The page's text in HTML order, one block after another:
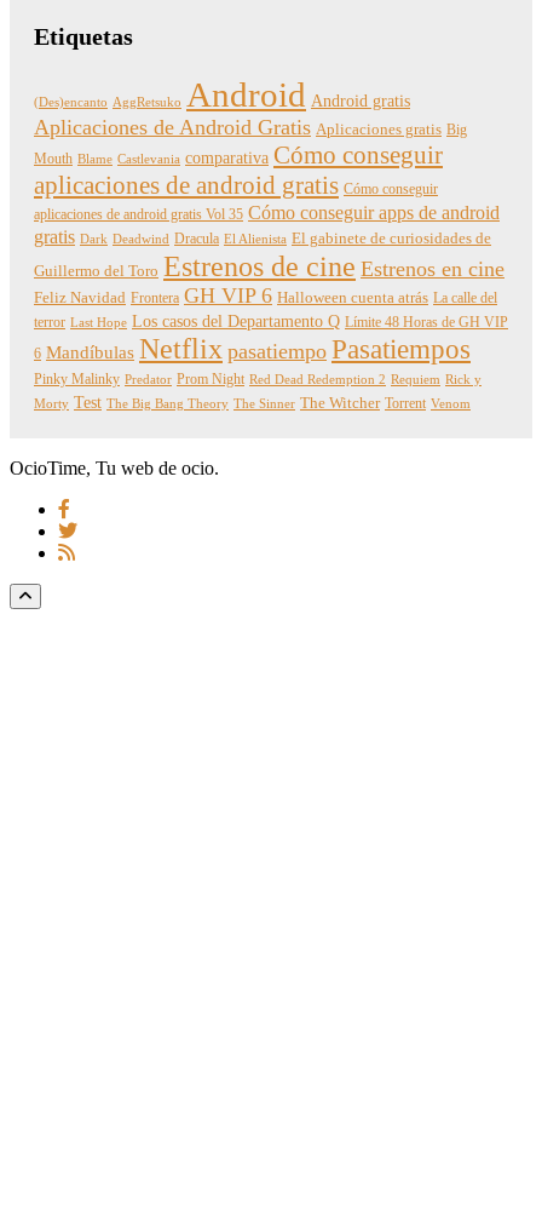
Etiquetas
(Des)encanto AggRetsuko Android Android gratis
Aplicaciones de Android Gratis Aplicaciones gratis Big
Mouth Blame Castlevania comparativa Cómo conseguir
aplicaciones de android gratis Cómo conseguir
aplicaciones de android gratis Vol 35 Cómo conseguir apps de android
gratis Dark Deadwind Dracula El Alienista El gabinete de curiosidades de
Guillermo del Toro Estrenos de cine Estrenos en cine
Feliz Navidad Frontera GH VIP 6 Halloween cuenta atrás La calle del
terror Last Hope Los casos del Departamento Q Límite 48 Horas de GH VIP
6 Mandíbulas Netflix pasatiempo Pasatiempos
Pinky Malinky Predator Prom Night Red Dead Redemption 2 Requiem Rick y
Morty Test The Big Bang Theory The Sinner The Witcher Torrent Venom
OcioTime, Tu web de ocio.